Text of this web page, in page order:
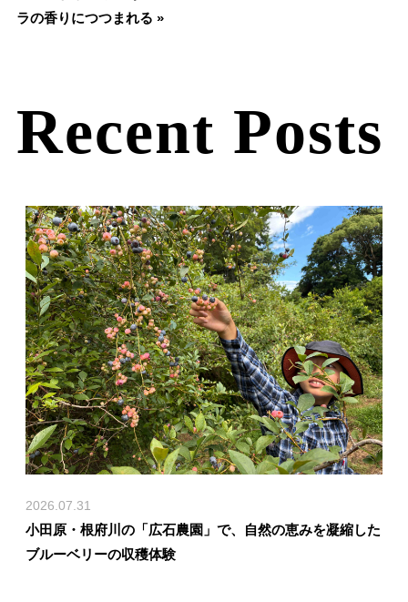
ラの香りにつつまれる »
Recent Posts
2026.07.31
小田原・根府川の「広石農園」で、自然の恵みを凝縮した
ブルーベリーの収穫体験